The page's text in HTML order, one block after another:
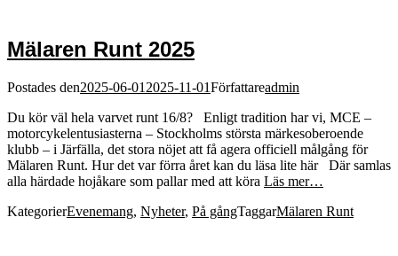
Mälaren Runt 2025
Postades den2025-06-01 2025-11-01Författareadmin
Du kör väl hela varvet runt 16/8? Enligt tradition har vi, MCE –
motorcykelentusiasterna – Stockholms största märkesoberoende
klubb – i Järfälla, det stora nöjet att få agera officiell målgång för
Mälaren Runt. Hur det var förra året kan du läsa lite här Där samlas
alla härdade hojåkare som pallar med att köra Läs mer…
KategorierEvenemang, Nyheter, På gångTaggarMälaren Runt